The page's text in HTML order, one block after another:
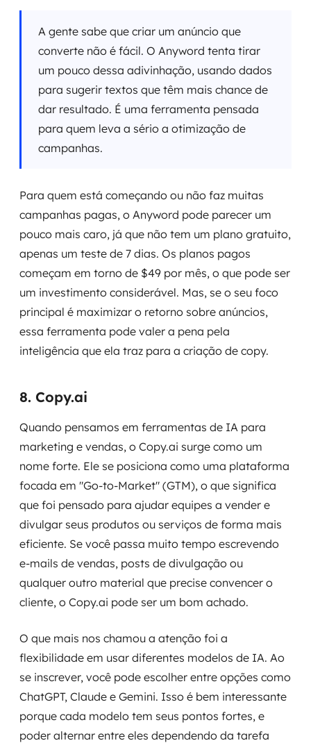
A gente sabe que criar um anúncio que
converte não é fácil. O Anyword tenta tirar
um pouco dessa adivinhação, usando dados
para sugerir textos que têm mais chance de
dar resultado. É uma ferramenta pensada
para quem leva a sério a otimização de
campanhas.
Para quem está começando ou não faz muitas
campanhas pagas, o Anyword pode parecer um
pouco mais caro, já que não tem um plano gratuito,
apenas um teste de 7 dias. Os planos pagos
começam em torno de $49 por mês, o que pode ser
um investimento considerável. Mas, se o seu foco
principal é maximizar o retorno sobre anúncios,
essa ferramenta pode valer a pena pela
inteligência que ela traz para a criação de copy.
8. Copy.ai
Quando pensamos em ferramentas de IA para
marketing e vendas, o Copy.ai surge como um
nome forte. Ele se posiciona como uma plataforma
focada em "Go-to-Market" (GTM), o que significa
que foi pensado para ajudar equipes a vender e
divulgar seus produtos ou serviços de forma mais
eficiente. Se você passa muito tempo escrevendo
e-mails de vendas, posts de divulgação ou
qualquer outro material que precise convencer o
cliente, o Copy.ai pode ser um bom achado.
O que mais nos chamou a atenção foi a
flexibilidade em usar diferentes modelos de IA. Ao
se inscrever, você pode escolher entre opções como
ChatGPT, Claude e Gemini. Isso é bem interessante
porque cada modelo tem seus pontos fortes, e
poder alternar entre eles dependendo da tarefa